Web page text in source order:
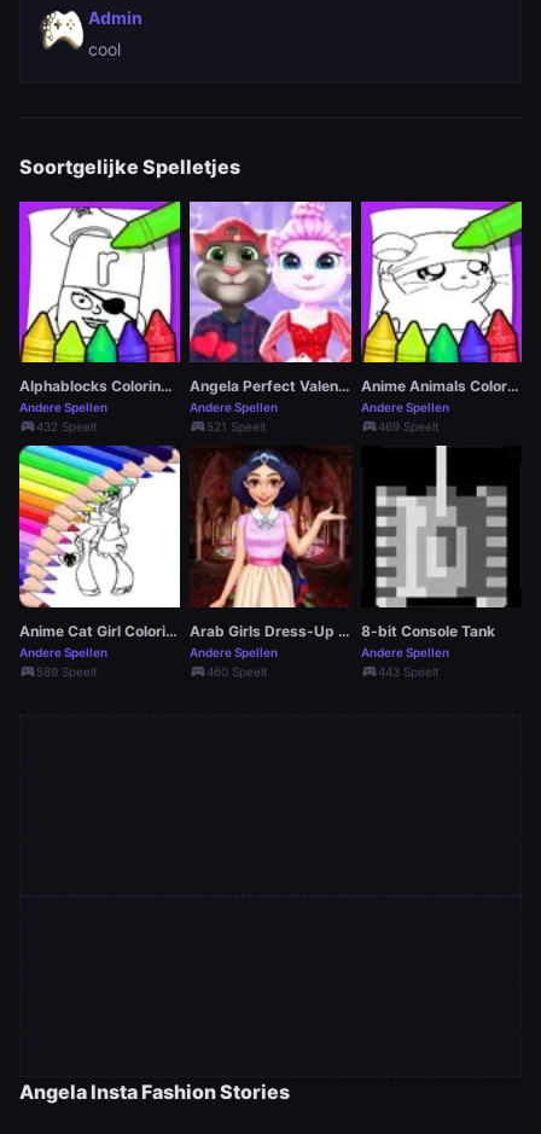
Admin
cool
Soortgelijke Spelletjes
Alphablocks Coloring Pages
Andere Spellen
sports_esports432 Speelt
Angela Perfect Valentine
Andere Spellen
sports_esports521 Speelt
Anime Animals Coloring Pages
Andere Spellen
sports_esports469 Speelt
Anime Cat Girl Coloring Pages
Andere Spellen
sports_esports589 Speelt
Arab Girls Dress-Up - Salon Makeup
Andere Spellen
sports_esports460 Speelt
8-bit Console Tank
Andere Spellen
sports_esports443 Speelt
Angela Insta Fashion Stories